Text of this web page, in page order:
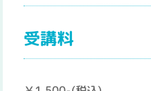
受講料